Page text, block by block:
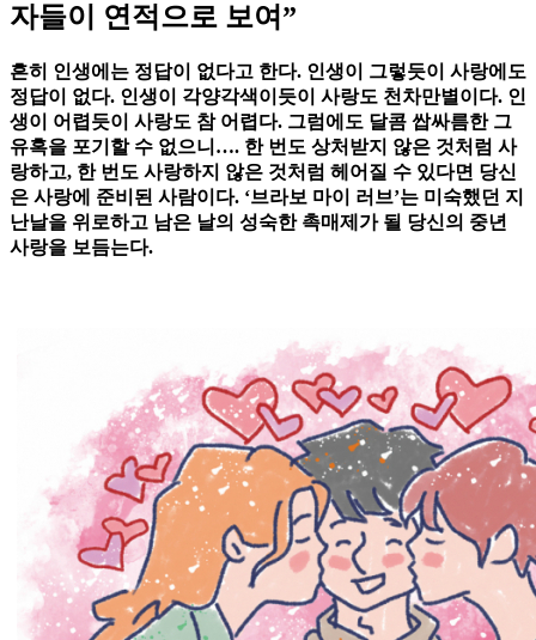
자들이 연적으로 보여”
흔히 인생에는 정답이 없다고 한다. 인생이 그렇듯이 사랑에도
정답이 없다. 인생이 각양각색이듯이 사랑도 천차만별이다. 인
생이 어렵듯이 사랑도 참 어렵다. 그럼에도 달콤 쌉싸름한 그
유혹을 포기할 수 없으니…. 한 번도 상처받지 않은 것처럼 사
랑하고, 한 번도 사랑하지 않은 것처럼 헤어질 수 있다면 당신
은 사랑에 준비된 사람이다. ‘브라보 마이 러브’는 미숙했던 지
난날을 위로하고 남은 날의 성숙한 촉매제가 될 당신의 중년
사랑을 보듬는다.